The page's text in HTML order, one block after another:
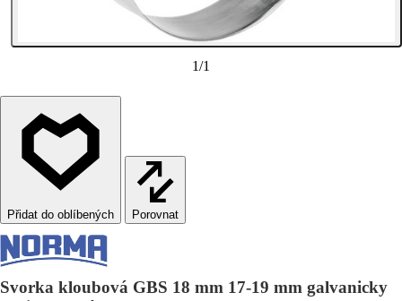
1/1
Porovnat
Svorka kloubová GBS 18 mm 17-19 mm galvanicky